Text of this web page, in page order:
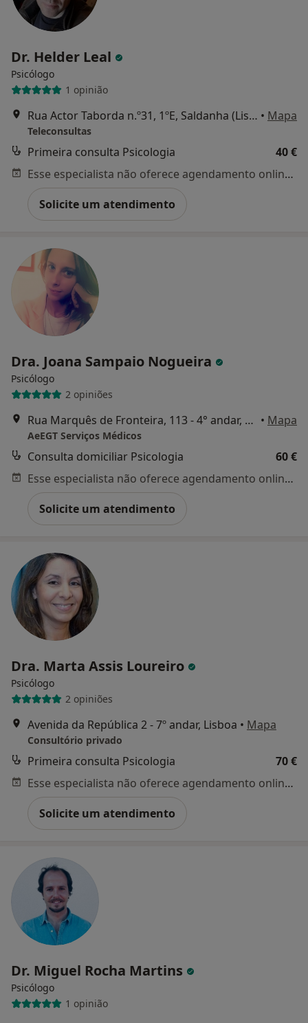
Dr. Helder Leal
Psicólogo
1 opinião
Rua Actor Taborda n.º31, 1ºE, Saldanha (Lisboa/Perpendicular com a Avenida Casal Ribeiro), Lisboa • Mapa
Teleconsultas
Primeira consulta Psicologia
40 €
Esse especialista não oferece agendamento online para esse endereço.
Solicite um atendimento
Dra. Joana Sampaio Nogueira
Psicólogo
2 opiniões
Rua Marquês de Fronteira, 113 - 4° andar, Lisboa • Mapa
AeEGT Serviços Médicos
Consulta domiciliar Psicologia
60 €
Esse especialista não oferece agendamento online para esse endereço.
Solicite um atendimento
Dra. Marta Assis Loureiro
Psicólogo
2 opiniões
Avenida da República 2 - 7º andar, Lisboa • Mapa
Consultório privado
Primeira consulta Psicologia
70 €
Esse especialista não oferece agendamento online para esse endereço.
Solicite um atendimento
Dr. Miguel Rocha Martins
Psicólogo
1 opinião